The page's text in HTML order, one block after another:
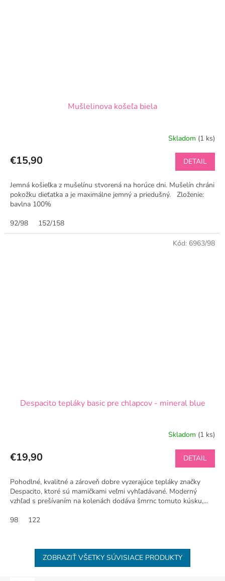
Mušlelinova košeľa biela
Skladom (1 ks)
€15,90 DETAIL
Jemná košieľka z mušelínu stvorená na horúce dni. Mušelín chráni
pokožku dieťatka a je maximálne jemný a priedušný. Zloženie:
bavlna 100%
92/98
152/158
Despacito tepláky basic pre chlapcov - mineral blue
Skladom (1 ks)
€19,90 DETAIL
Pohodlné, kvalitné a zároveň dobre vyzerajúce tepláky značky
Despacito, ktoré sú mamičkami veľmi vyhľadávané. Moderný
vzhľad s prešívaním na kolenách dodáva šmrnc tomuto kúsku,...
98
122
Kód: 6963/98
ZOBRAZIŤ VŠETKY SÚVISIACE PRODUKTY